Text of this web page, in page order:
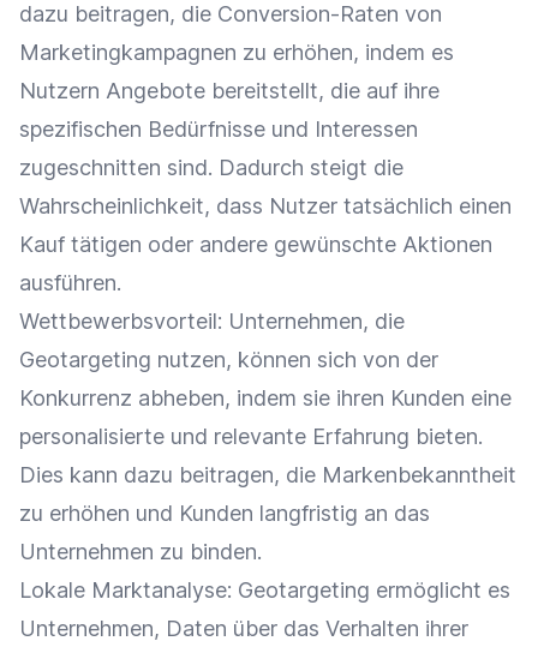
dazu beitragen, die Conversion-Raten von
Marketingkampagnen zu erhöhen, indem es
Nutzern Angebote bereitstellt, die auf ihre
spezifischen Bedürfnisse und Interessen
zugeschnitten sind. Dadurch steigt die
Wahrscheinlichkeit, dass Nutzer tatsächlich einen
Kauf tätigen oder andere gewünschte Aktionen
ausführen.
Wettbewerbsvorteil: Unternehmen, die
Geotargeting nutzen, können sich von der
Konkurrenz abheben, indem sie ihren Kunden eine
personalisierte und relevante Erfahrung bieten.
Dies kann dazu beitragen, die Markenbekanntheit
zu erhöhen und Kunden langfristig an das
Unternehmen zu binden.
Lokale Marktanalyse: Geotargeting ermöglicht es
Unternehmen, Daten über das Verhalten ihrer